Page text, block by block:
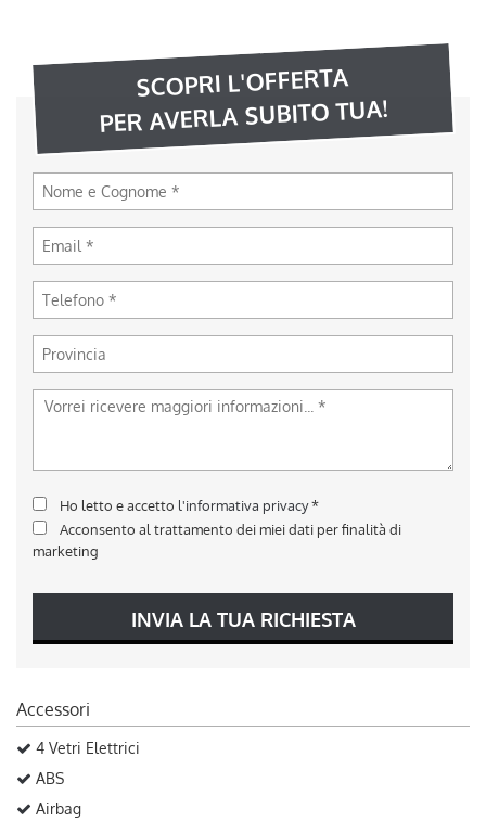
SCOPRI L'OFFERTA
PER AVERLA SUBITO TUA!
Ho letto e accetto l'informativa privacy*
Acconsento al trattamento dei miei dati per finalità di
marketing
INVIA LA TUA RICHIESTA
Accessori
4 Vetri Elettrici
ABS
Airbag